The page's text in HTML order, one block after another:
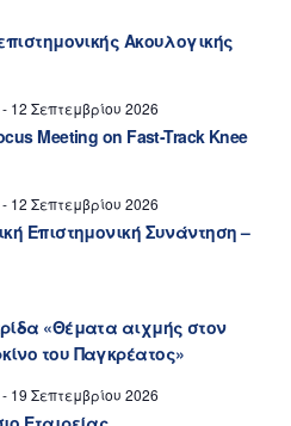
Ακουλογικής
- 12 Σεπτεμβρίου 2026
Meeting on Fast-Track Knee
- 12 Σεπτεμβρίου 2026
Επιστημονική Συνάντηση –
«Θέματα αιχμής στον
του Παγκρέατος»
- 19 Σεπτεμβρίου 2026